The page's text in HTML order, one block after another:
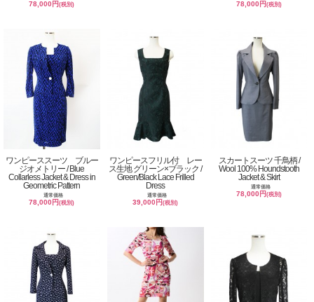
78,000円(税別) 78,000円(税別)
ワンピーススーツ ブルー
ジオメトリー / Blue
Collarless Jacket & Dress in
Geometric Pattern
通常価格
78,000円(税別)
ワンピースフリル付 レー
ス生地 グリーン×ブラック /
Green/Black Lace Frilled
Dress
通常価格
39,000円(税別)
スカートスーツ 千鳥柄 /
Wool 100% Houndstooth
Jacket & Skirt
通常価格
78,000円(税別)